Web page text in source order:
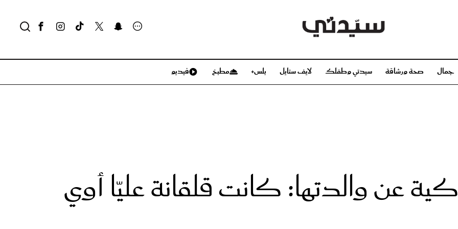
جمال صحة ورشاقة سيدتي وطفلك لايف ستايل بلس+ مطبخ فيديو
عن والدتها: كانت قلقانة عليّا أوي
مجلة سيدتي
مناسبات X سيدتي